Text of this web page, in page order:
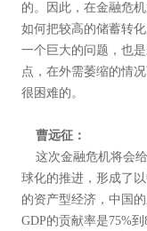
的。因此，在金融危
如何把较高的储蓄转
一个巨大的问题，也
点，在外需萎缩的情
很困难的。
曹远征：
这次金融危机将会
球化的推进，形成了
的资产型经济，中国
GDP的贡献率是75%